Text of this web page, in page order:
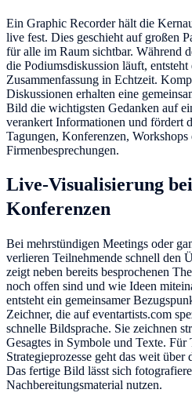
Ein Graphic Recorder hält die
live fest. Dies geschieht auf großen
für alle im Raum sichtbar. Während
die Podiumsdiskussion läuft, entsteht
Zusammenfassung in Echtzeit.
Diskussionen erhalten eine
Bild die wichtigsten Gedanken auf
verankert Informationen und fördert
Tagungen, Konferenzen, Workshops
Firmenbesprechungen.
Live-Visualisierung
Konferenzen
Bei mehrstündigen Meetings oder
verlieren Teilnehmende schnell den
zeigt neben bereits besprochenen
noch offen sind und wie Ideen
entsteht ein gemeinsamer
Zeichner, die auf eventartists.com
schnelle Bildsprache. Sie zeichnen
Gesagtes in Symbole und Texte. Für
Strategieprozesse geht das weit
Das fertige Bild lässt sich
Nachbereitungsmaterial nutzen.